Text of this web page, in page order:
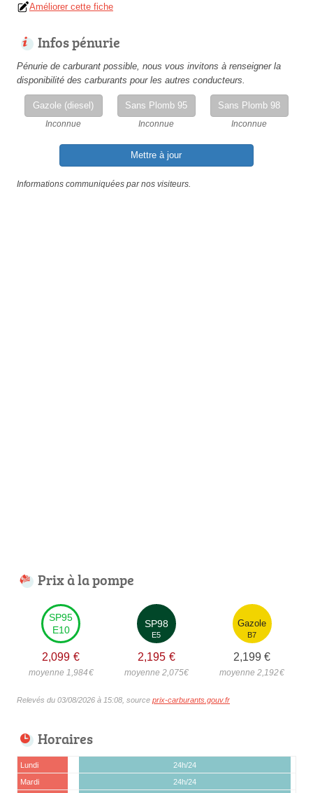
Améliorer cette fiche
Infos pénurie
Pénurie de carburant possible, nous vous invitons à renseigner la
disponibilité des carburants pour les autres conducteurs.
Gazole (diesel)
Inconnue
Sans Plomb 95
Inconnue
Sans Plomb 98
Inconnue
Mettre à jour
Informations communiquées par nos visiteurs.
Prix à la pompe
SP95
E10
2,099 €
moyenne 1,984€
SP98
E5
2,195 €
moyenne 2,075€
Gazole
B7
2,199 €
moyenne 2,192€
Relevés du 03/08/2026 à 15:08, source prix-carburants.gouv.fr
Horaires
Lundi
24h/24
Mardi
24h/24